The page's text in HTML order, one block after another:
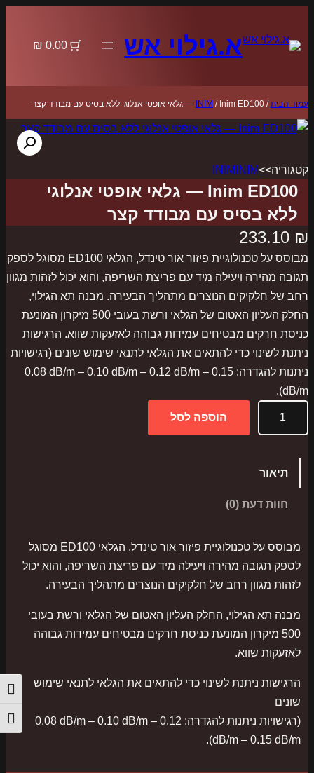
מתג
א.גילוי אש 0.00 ₪
עמוד הבית/
INIM / Inim ED100 — גלאי אופטי אנלוגי ללא בסיס עם מבודד קצר
קטגוריה>>INIM
INIM
Inim ED100 — גלאי אופטי אנלוגי
ללא בסיס עם מבודד קצר
233.10 ₪
מבוסס על טכנולוגיית פיזור אור טינדל, הגלאי ED100 מסוגל לספק
תגובה מהירה ויעילה מיד עם פריצת השריפה, והוא יכול לזהות מגוון
רחב של חלקיקים הנוצרים מתהליך הבעירה. מבנה תא הגילוי,
החלק העליון האטום של הגלאי ורשת בעובי 500 מיקרון המונעת
כניסת חרקים מבטיחים עמידות גבוהה לאזעקות שווא. הרגישות
ניתנת לשינוי כדי להתאים את הגלאי לתנאי שימוש שונים (רגישויות
ניתנות להגדרה: ‎0.08 dB/m – ‎0.10 dB/m – ‎0.12 dB/m – ‎0.15
dB/m).
הוספה לסל
תיאור
חוות דעת (0)
מבוסס על טכנולוגיית פיזור אור טינדל, הגלאי ED100 מסוגל
לספק תגובה מהירה ויעילה מיד עם פריצת השריפה, והוא יכול
לזהות מגוון רחב של חלקיקים הנוצרים מתהליך הבעירה.
מבנה תא הגילוי, החלק העליון האטום של הגלאי ורשת בעובי
500 מיקרון המונעת כניסת חרקים מבטיחים עמידות גבוהה
לאזעקות שווא.
הרגישות ניתנת לשינוי כדי להתאים את הגלאי לתנאי שימוש
שונים
(רגישויות ניתנות להגדרה: ‎0.08 dB/m – ‎0.10 dB/m – ‎0.12
dB/m – ‎0.15 dB/m).